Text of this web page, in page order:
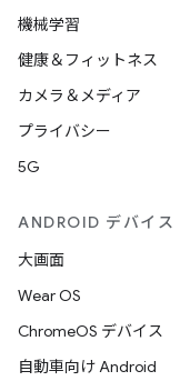
機械学習
健康＆フィットネス
カメラ＆メディア
プライバシー
5G
ANDROID デバイス
大画面
Wear OS
ChromeOS デバイス
自動車向け Android